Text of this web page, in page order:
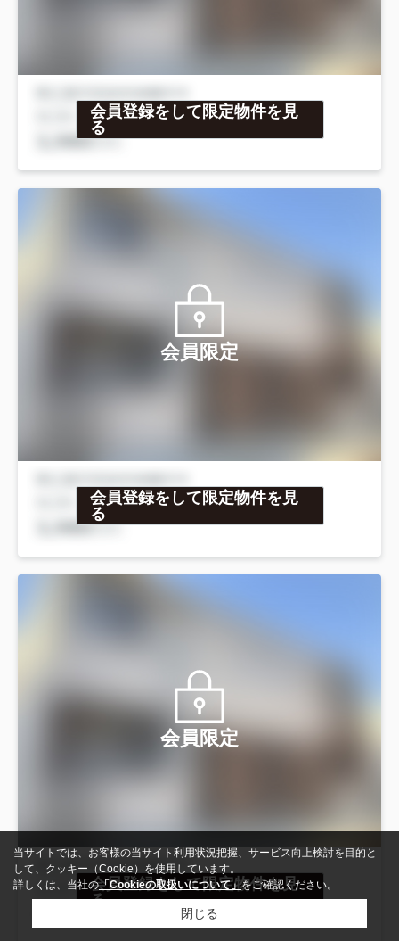
会員登録をして限定物件を見
る
会員限定
会員登録をして限定物件を見
る
会員限定
会員登録をして限定物件を見
る
当サイトでは、お客様の当サイト利用状況把握、サービス向上検討を目的と
して、クッキー（Cookie）を使用しています。
詳しくは、当社の「Cookieの取扱いについて」をご確認ください。
閉じる